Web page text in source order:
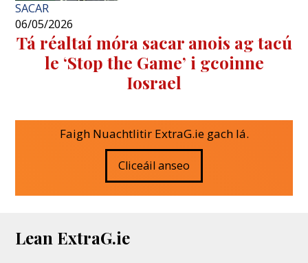
SACAR
06/05/2026
Tá réaltaí móra sacar anois ag tacú
le ‘Stop the Game’ i gcoinne
Iosrael
Faigh Nuachtlitir ExtraG.ie gach lá.
Cliceáil anseo
Lean ExtraG.ie